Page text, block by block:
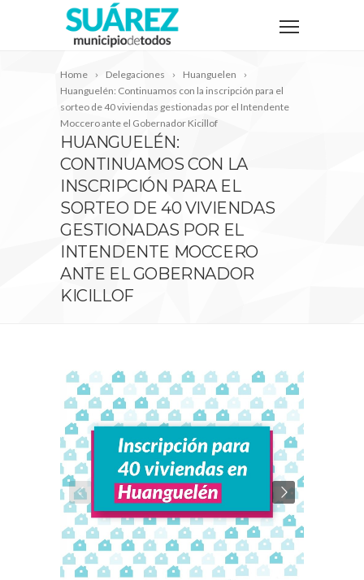
Home Delegaciones
Huanguelen
Huanguelén: Continuamos con la inscripción para el
sorteo de 40 viviendas gestionadas por el Intendente
Moccero ante el Gobernador Kicillof
HUANGUELÉN:
CONTINUAMOS CON LA
INSCRIPCIÓN PARA EL
SORTEO DE 40 VIVIENDAS
GESTIONADAS POR EL
INTENDENTE MOCCERO
ANTE EL GOBERNADOR
KICILLOF